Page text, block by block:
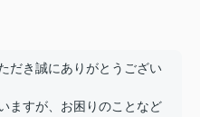
だき誠にありがとうござい
ますが、お困りのことなど